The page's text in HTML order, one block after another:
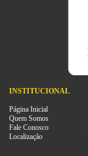
INSTITUCIONAL
Página Inicial
Quem Somos
Fale Conosco
Localização